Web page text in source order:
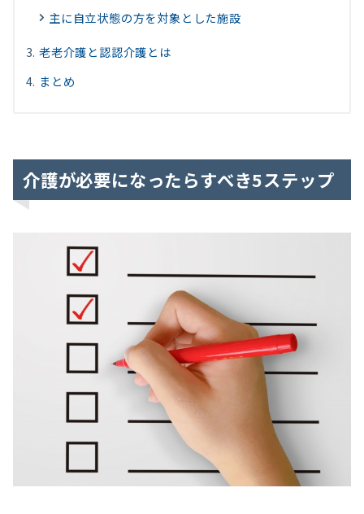
主に自立状態の方を対象とした施設
老老介護と認認介護とは
まとめ
介護が必要になったらすべき5ステップ